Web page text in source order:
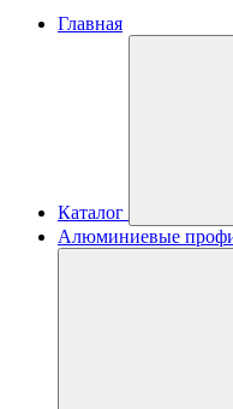
Главная
Каталог
Алюминиевые